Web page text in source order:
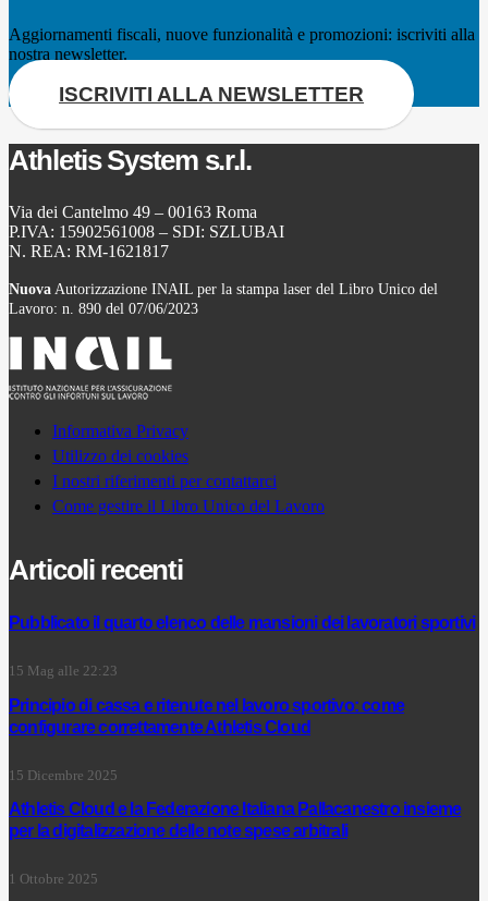
Aggiornamenti fiscali, nuove funzionalità e promozioni: iscriviti alla
nostra newsletter.
ISCRIVITI ALLA NEWSLETTER
Athletis System s.r.l.
Via dei Cantelmo 49 – 00163 Roma
P.IVA: 15902561008 – SDI: SZLUBAI
N. REA: RM-1621817
Nuova Autorizzazione INAIL per la stampa laser del Libro Unico del
Lavoro: n. 890 del 07/06/2023
Informativa Privacy
Utilizzo dei cookies
I nostri riferimenti per contattarci
Come gestire il Libro Unico del Lavoro
Articoli recenti
Pubblicato il quarto elenco delle mansioni dei lavoratori sportivi
15 Mag alle 22:23
Principio di cassa e ritenute nel lavoro sportivo: come
configurare correttamente Athletis Cloud
15 Dicembre 2025
Athletis Cloud e la Federazione Italiana Pallacanestro insieme
per la digitalizzazione delle note spese arbitrali
1 Ottobre 2025